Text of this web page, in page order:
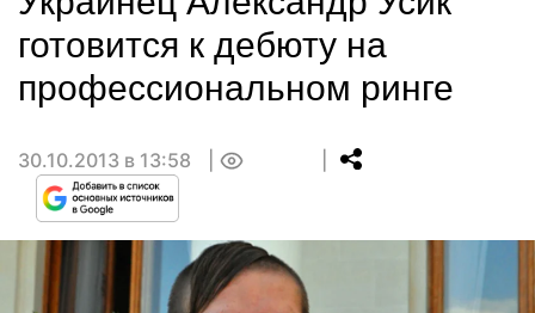
готовится к дебюту на
профессиональном ринге
30.10.2013 в 13:58